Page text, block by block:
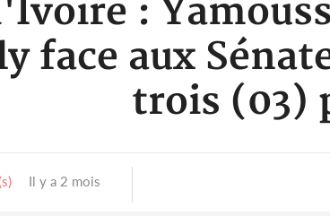
:
face aux
trois (03)
Il y a 2 mois